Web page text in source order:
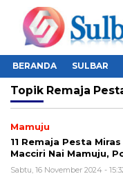
BERANDA SULBAR
Topik Remaja
Mamuju
11 Remaja Pesta
Macciri Nai Mamuju,
Sabtu, 16 November 2024 -